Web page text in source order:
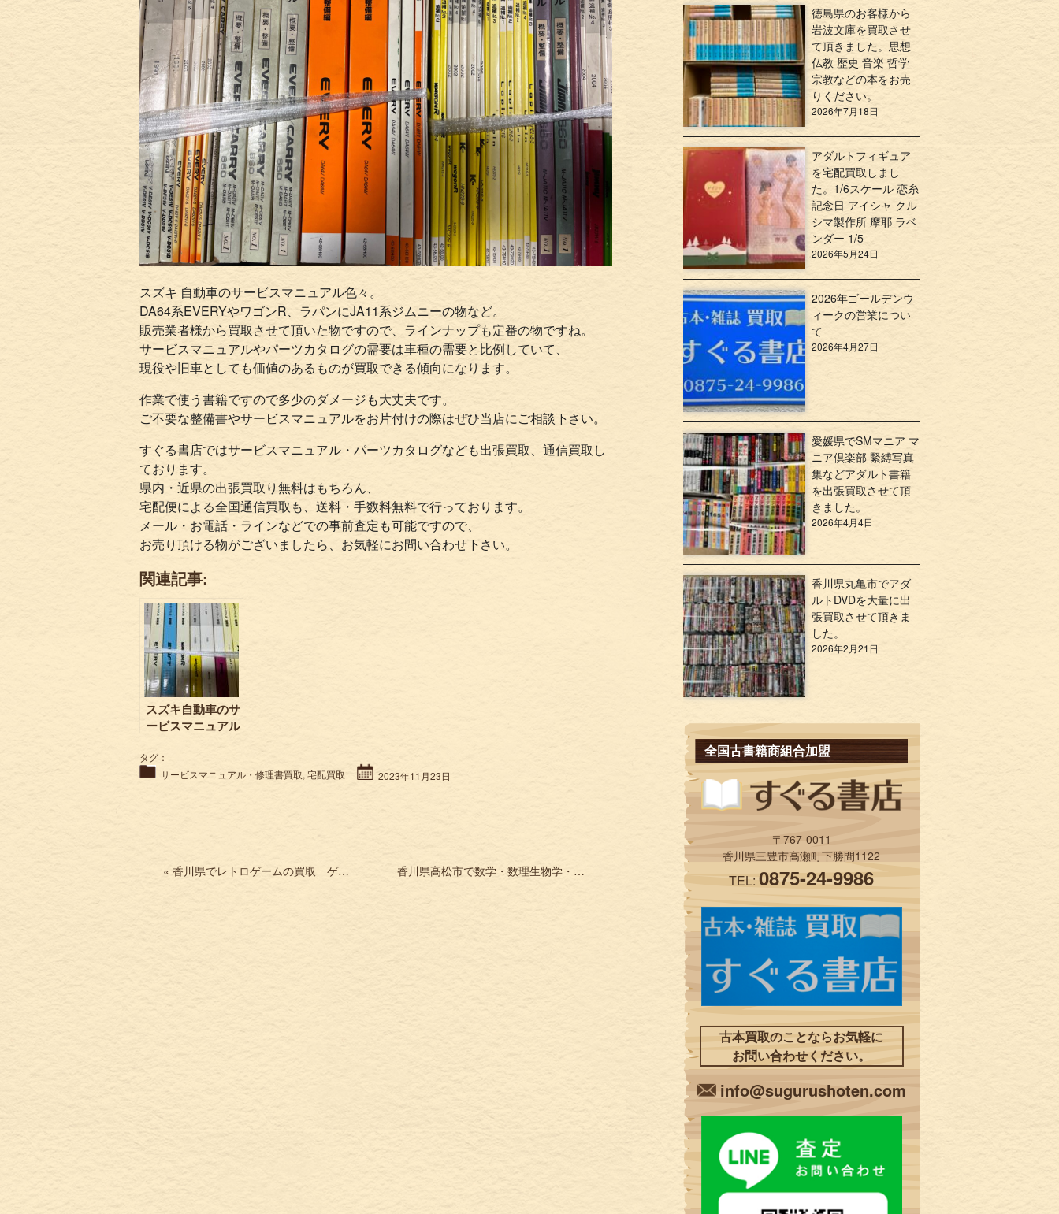
スズキ 自動車のサービスマニュアル色々。
DA64系EVERYやワゴンR、ラパンにJA11系ジムニーの物など。
販売業者様から買取させて頂いた物ですので、ラインナップも定番の物ですね。
サービスマニュアルやパーツカタログの需要は車種の需要と比例していて、
現役や旧車としても価値のあるものが買取できる傾向になります。
作業で使う書籍ですので多少のダメージも大丈夫です。
ご不要な整備書やサービスマニュアルをお片付けの際はぜひ当店にご相談下さい。
すぐる書店ではサービスマニュアル・パーツカタログなども出張買取、通信買取し
ております。
県内・近県の出張買取り無料はもちろん、
宅配便による全国通信買取も、送料・手数料無料で行っております。
メール・お電話・ラインなどでの事前査定も可能ですので、
お売り頂ける物がございましたら、お気軽にお問い合わせ下さい。
関連記事:
スズキ自動車のサ
ービスマニュアル
EVERY ジムニー
アルト ワゴンRな
タグ：
サービスマニュアル・修理書買取, 宅配買取 2023年11月23日
« 香川県でレトロゲームの買取 ゲームボーイアドバンス トルネコの大冒険 ハドソンベストコレクションなど 香川県高松市で数学・数理生物学・物理学・パズル関係の書籍を買取 »
徳島県のお客様から
岩波文庫を買取させ
て頂きました。思想
仏教 歴史 音楽 哲学
宗教などの本をお売
りください。
2026年7月18日
アダルトフィギュア
を宅配買取しまし
た。1/6スケール 恋糸
記念日 アイシャ クル
シマ製作所 摩耶 ラベ
ンダー 1/5
2026年5月24日
2026年ゴールデンウ
ィークの営業につい
て
2026年4月27日
愛媛県でSMマニア マ
ニア倶楽部 緊縛写真
集などアダルト書籍
を出張買取させて頂
きました。
2026年4月4日
香川県丸亀市でアダ
ルトDVDを大量に出
張買取させて頂きま
した。
2026年2月21日
全国古書籍商組合加盟
〒767-0011
香川県三豊市高瀬町下勝間1122
TEL:0875-24-9986
古本買取のことならお気軽に
お問い合わせください。
info@sugurushoten.com